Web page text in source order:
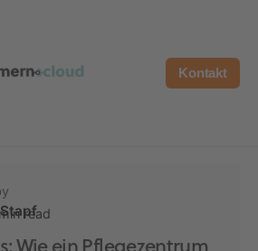
Kontakt
read